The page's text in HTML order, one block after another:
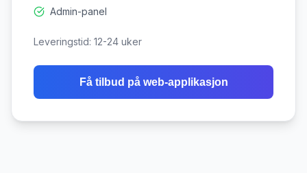
Admin-panel
Leveringstid: 12-24 uker
Få tilbud på web-applikasjon